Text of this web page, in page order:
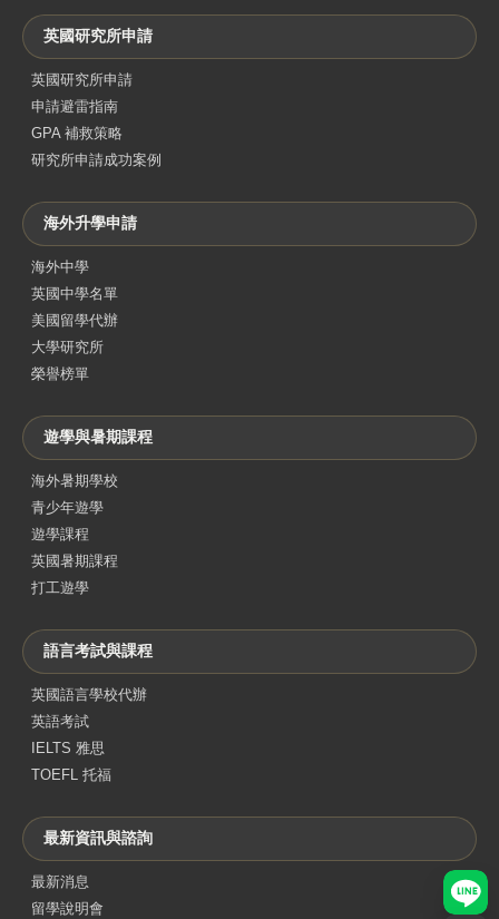
英國研究所申請
英國研究所申請
申請避雷指南
GPA 補救策略
研究所申請成功案例
海外升學申請
海外中學
英國中學名單
美國留學代辦
大學研究所
榮譽榜單
遊學與暑期課程
海外暑期學校
青少年遊學
遊學課程
英國暑期課程
打工遊學
語言考試與課程
英國語言學校代辦
英語考試
IELTS 雅思
TOEFL 托福
最新資訊與諮詢
最新消息
留學說明會
LINE